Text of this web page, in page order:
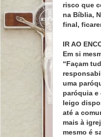
risco que
na Bíblia,
final,
IR AO
Em si
“Façam
uma
paróquia e
leigo
até a
mais à
mesmo é